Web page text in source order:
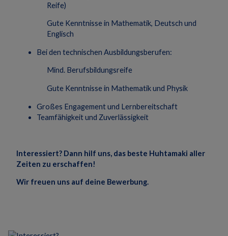
Reife)
Gute Kenntnisse in Mathematik, Deutsch und
Englisch
Bei den technischen Ausbildungsberufen:
Mind. Berufsbildungsreife
Gute Kenntnisse in Mathematik und Physik
Großes Engagement und Lernbereitschaft
Teamfähigkeit und Zuverlässigkeit
Interessiert? Dann hilf uns, das beste Huhtamaki aller
Zeiten zu erschaffen!
Wir freuen uns auf deine Bewerbung.